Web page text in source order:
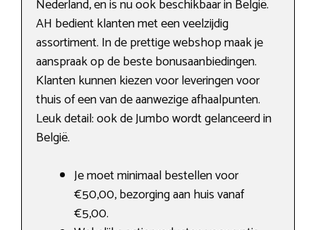
Nederland, en is nu ook beschikbaar in België.
AH bedient klanten met een veelzijdig
assortiment. In de prettige webshop maak je
aanspraak op de beste bonusaanbiedingen.
Klanten kunnen kiezen voor leveringen voor
thuis of een van de aanwezige afhaalpunten.
Leuk detail: ook de Jumbo wordt gelanceerd in
België.
Je moet minimaal bestellen voor
€50,00, bezorging aan huis vanaf
€5,00.